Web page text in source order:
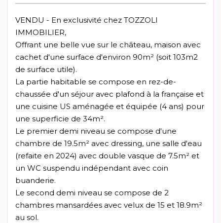
VENDU - En exclusivité chez TOZZOLI
IMMOBILIER,
Offrant une belle vue sur le château, maison avec
cachet d'une surface d'environ 90m² (soit 103m2
de surface utile).
La partie habitable se compose en rez-de-
chaussée d'un séjour avec plafond à la française et
une cuisine US aménagée et équipée (4 ans) pour
une superficie de 34m².
Le premier demi niveau se compose d'une
chambre de 19.5m² avec dressing, une salle d'eau
(refaite en 2024) avec double vasque de 7.5m² et
un WC suspendu indépendant avec coin
buanderie.
Le second demi niveau se compose de 2
chambres mansardées avec velux de 15 et 18.9m²
au sol.